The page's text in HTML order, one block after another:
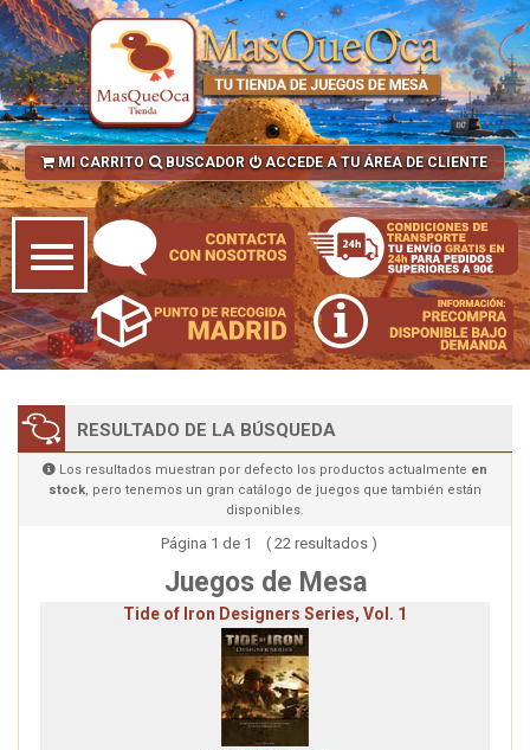
MI CARRITO BUSCADOR ACCEDE A TU ÁREA DE CLIENTE
RESULTADO DE LA BÚSQUEDA
Los resultados muestran por defecto los productos actualmente en
stock, pero tenemos un gran catálogo de juegos que también están
disponibles.
Página 1 de 1 ( 22 resultados )
Juegos de Mesa
Tide of Iron Designers Series, Vol. 1